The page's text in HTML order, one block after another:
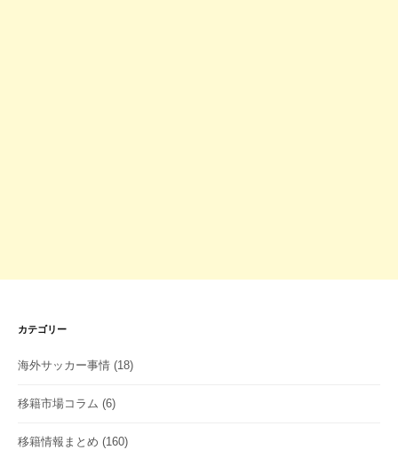
カテゴリー
海外サッカー事情 (18)
移籍市場コラム (6)
移籍情報まとめ (160)